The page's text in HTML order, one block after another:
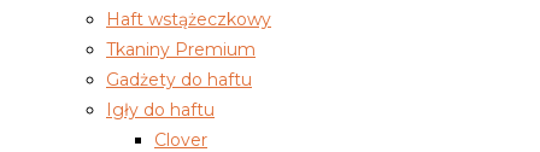
Haft wstążeczkowy
Tkaniny Premium
Gadżety do haftu
Igły do haftu
Clover